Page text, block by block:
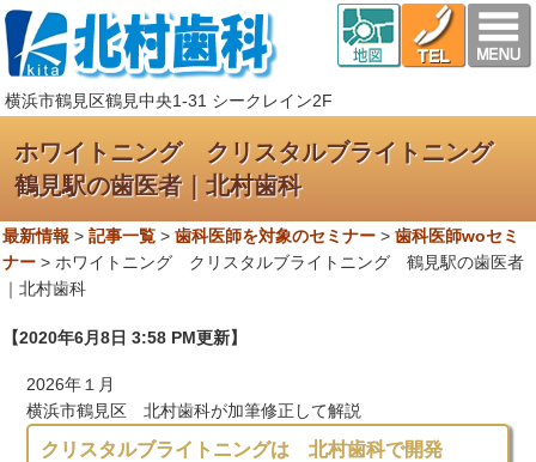
横浜市鶴見区鶴見中央1-31 シークレイン2F
ホワイトニング クリスタルブライトニング
鶴見駅の歯医者｜北村歯科
最新情報 > 記事一覧 > 歯科医師を対象のセミナー > 歯科医師woセミ
ナー > ホワイトニング クリスタルブライトニング 鶴見駅の歯医者
｜北村歯科
【2020年6月8日 3:58 PM更新】
2026年１月
横浜市鶴見区 北村歯科が加筆修正して解説
クリスタルブライトニングは 北村歯科で開発